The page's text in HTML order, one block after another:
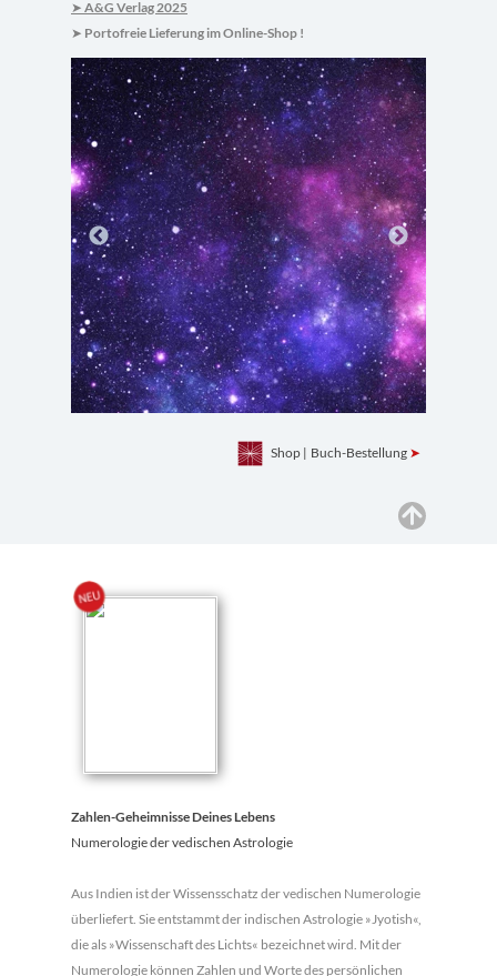
➤ A&G Verlag 2025
➤ Portofreie Lieferung im Online-Shop !
Shop | Buch-Bestellung ➤
Zahlen-Geheimnisse Deines Lebens
Numerologie der vedischen Astrologie
Aus Indien ist der Wissensschatz der vedischen Numerologie
überliefert. Sie entstammt der indischen Astrologie »Jyotish«,
die als »Wissenschaft des Lichts« bezeichnet wird. Mit der
Numerologie können Zahlen und Worte des persönlichen